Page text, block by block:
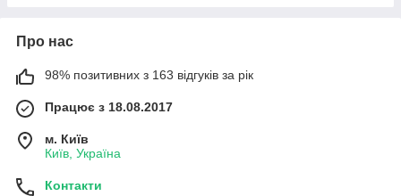
Про нас
98% позитивних з 163 відгуків за рік
Працює з 18.08.2017
м. Київ
Київ, Україна
Контакти